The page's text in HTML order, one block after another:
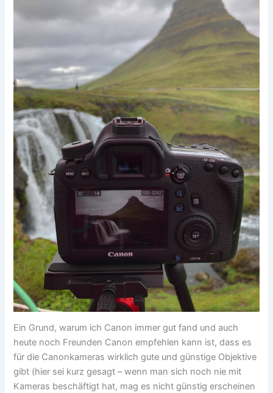
Ein Grund, warum ich Canon immer gut fand und auch
heute noch Freunden Canon empfehlen kann ist, dass es
für die Canonkameras wirklich gute und günstige Objektive
gibt (hier sei kurz gesagt – wenn man sich noch nie mit
Kameras beschäftigt hat, mag es nicht günstig erscheinen